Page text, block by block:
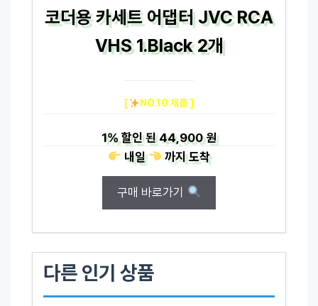
코더용 카세트 어댑터 JVC RCA
VHS 1.Black 2개
[ NO.10 제품 ]
1%할인 된44,900 원
내일
까지도착
구매 바로가기
다른 인기 상품